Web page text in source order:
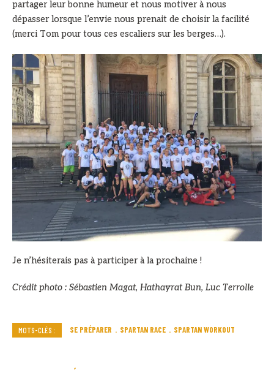
partager leur bonne humeur et nous motiver à nous
dépasser lorsque l’envie nous prenait de choisir la facilité
(merci Tom pour tous ces escaliers sur les berges…).
Je n’hésiterais pas à participer à la prochaine !
Crédit photo : Sébastien Magat, Hathayrat Bun, Luc Terrolle
MOTS-CLÉS : SE PRÉPARER SPARTAN RACE SPARTAN WORKOUT